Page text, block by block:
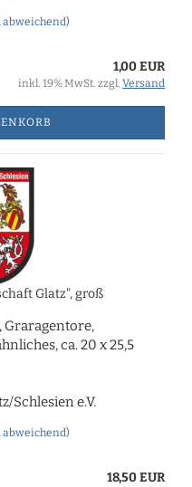
abweichend)
1,00 EUR
inkl. 19% MwSt. zzgl. Versand
Glatz", groß
Graragentore,
ca. 20 x 25,5
Schlesien e.V.
abweichend)
18,50 EUR